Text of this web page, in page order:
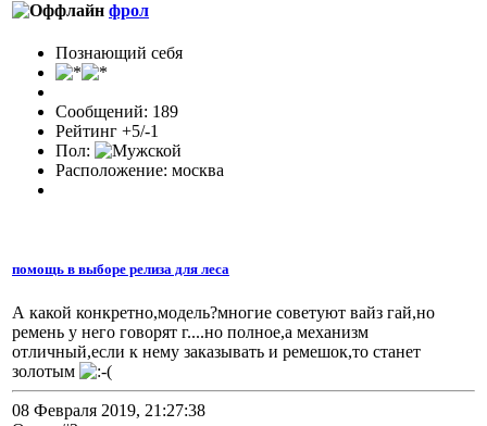
фрол
Познающий себя
Сообщений: 189
Рейтинг +5/-1
Пол:
Расположение: москва
помощь в выборе релиза для леса
А какой конкретно,модель?многие советуют вайз гай,но
ремень у него говорят г....но полное,а механизм
отличный,если к нему заказывать и ремешок,то станет
золотым
08 Февраля 2019, 21:27:38